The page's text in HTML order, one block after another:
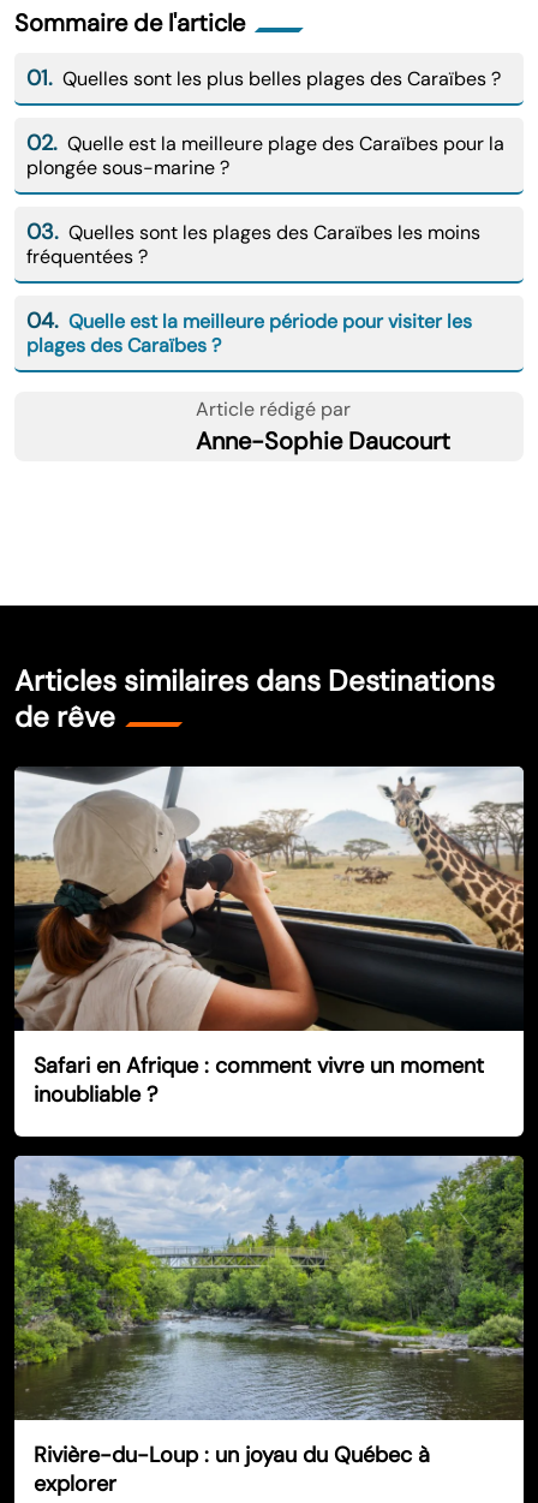
Sommaire de l'article
01. Quelles sont les plus belles plages des Caraïbes ?
02. Quelle est la meilleure plage des Caraïbes pour la
plongée sous-marine ?
03. Quelles sont les plages des Caraïbes les moins
fréquentées ?
04. Quelle est la meilleure période pour visiter les
plages des Caraïbes ?
Article rédigé par
Anne-Sophie Daucourt
Articles similaires dans Destinations
de rêve
Safari en Afrique : comment vivre un moment
inoubliable ?
Rivière-du-Loup : un joyau du Québec à
explorer